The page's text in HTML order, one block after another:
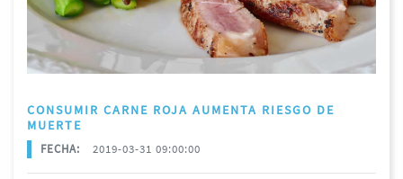
CONSUMIR CARNE ROJA AUMENTA RIESGO DE
MUERTE
FECHA: 2019-03-31 09:00:00